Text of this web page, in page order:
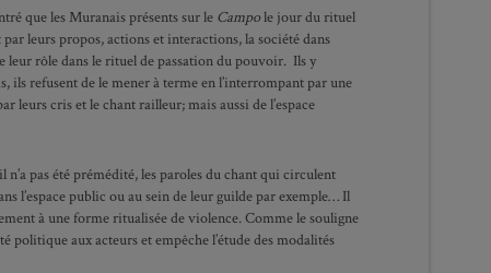
que les Muranais présents sur le Campole jour du rituel
leurs propos, actions et interactions, la société dans
rôle dans le rituel de passation du pouvoir. Ils y
ils refusent de le mener à terme en l’interrompant par une
leurs cris et le chant railleur; mais aussi de l’espace
pas été prémédité, les paroles du chant qui circulent
l’espace public ou au sein de leur guilde par exemple… Il
à une forme ritualisée de violence. Comme le souligne
politique aux acteurs et empêche l’étude des modalités